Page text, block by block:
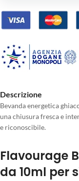
Descrizione
Bevanda energetica
una chiusura fresca e
e riconoscibile.
Flavourage
da 10ml per